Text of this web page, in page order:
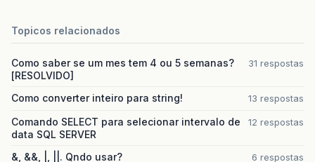
Topicos relacionados
Como saber se um mes tem 4 ou 5 semanas?
[RESOLVIDO]
31 respostas
Como converter inteiro para string! 13 respostas
Comando SELECT para selecionar intervalo de
data SQL SERVER
12 respostas
&, &&, |, ||. Qndo usar? 6 respostas